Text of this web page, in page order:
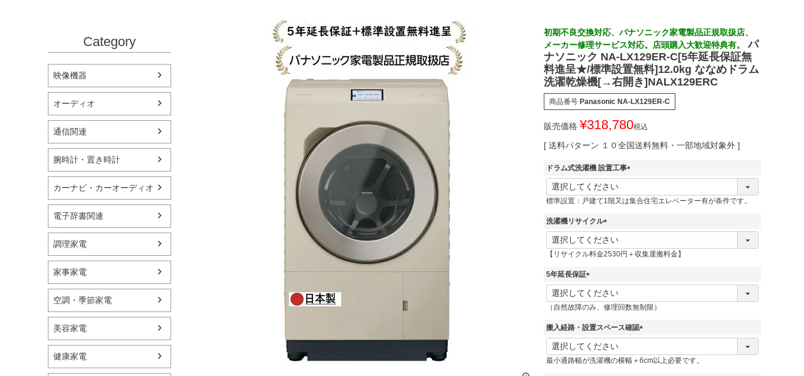
Category
映像機器
オーディオ
通信関連
腕時計・置き時計
カーナビ・カーオーディオ
電子辞書関連
調理家電
家事家電
空調・季節家電
美容家電
健康家電
初期不良交換対応、パナソニック家電製品正規取扱店、
メーカー修理サービス対応。店頭購入大歓迎特典有。
パ
ナソニック NA-LX129ER-C[5年延長保証無
料進呈★/標準設置無料]12.0kg ななめドラム
洗濯乾燥機[→右開き]NALX129ERC
商品番号 Panasonic NA-LX129ER-C
販売価格 ¥318,780税込
送料パターン １０全国送料無料・一部地域対象外
ドラム式洗濯機 設置工事
(
須
標準設置：戸建て1階又は集合住宅エレベーター有が条件です。
洗濯機リサイクル
(
必
須
【リサイクル料金2530円＋収集運搬料金】
5年延長保証
(
必
須
（自然故障のみ、修理回数無制限）
搬入経路・設置スペース確認
(
須
最小通路幅が洗濯機の横幅＋6cm以上必要です。